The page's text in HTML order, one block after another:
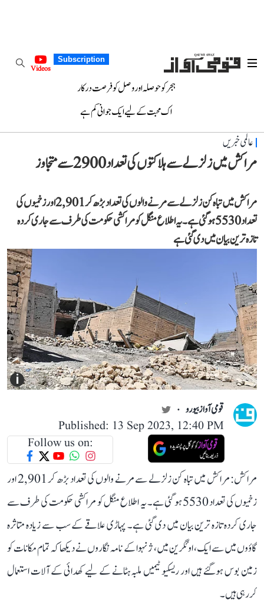
Subscription
Videos
ہجر کو حوصلہ اور وصل کو فرصت درکار
اک محبت کے لیے ایک جوانی کم ہے
عالمی خبریں
مراکش میں زلزلے سے ہلاکتوں کی تعداد 2900 سے متجاوز
مراکش میں تباہ کن زلزلے سے مرنے والوں کی تعداد بڑھ کر 2,901 اور زخمیوں کی
تعداد 5530 ہو گئی ہے۔ یہ اطلاع منگل کو مراکشی حکومت کی طرف سے جاری کردہ
تازہ ترین بیان میں دی گئی ہے
i
قومی آواز بیورو
Published: 13 Sep 2023, 12:40 PM
Follow us on:
مراکش: مراکش میں تباہ کن زلزلے سے مرنے والوں کی تعداد بڑھ کر 2,901 اور
زخمیوں کی تعداد 5530 ہو گئی ہے۔ یہ اطلاع منگل کو مراکشی حکومت کی طرف سے
جاری کردہ تازہ ترین بیان میں دی گئی ہے۔ پہاڑی علاقے کے سب سے زیادہ متاثرہ
گاؤوں میں سے ایک، اوئگرین میں، ژنہوا کے نامہ نگاروں نے دیکھا کہ تمام مکانات کو
زمین بوس ہوگئے ہیں اور ریسکیو ٹیمیں ملبہ ہٹانے کے لیے کھدائی کے آلات استعمال
کررہی ہیں۔